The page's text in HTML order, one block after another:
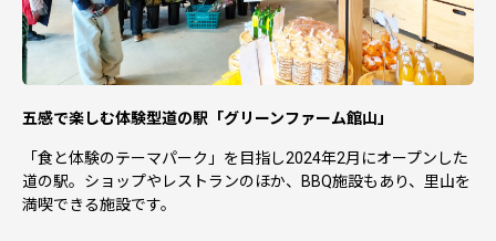
・お届けをいたしました返礼品は確実にお受取りくださ
い。長期不在等寄附者様事由による返送、劣化においては
再送はいたしかねます。
・梱包は返礼品毎に個別に実施してお届けいたします（複
・離島にはクール便でのお届けが出来ませんのでご注意く
ださい。
【寄附受領証明書】
五感で楽しむ体験型道の駅「グリーンファーム館山」
「食と体験のテーマパーク」を目指し2024年2月にオープンした
道の駅。ショップやレストランのほか、BBQ施設もあり、里山を
満喫できる施設です。